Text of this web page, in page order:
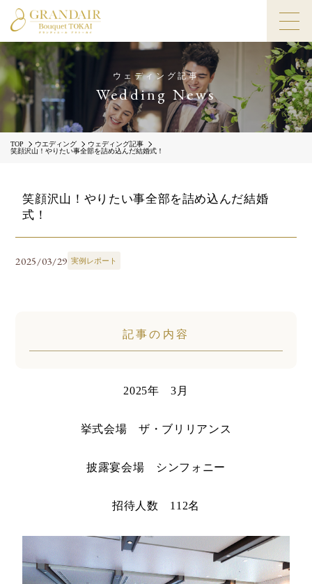
ウェディング記事
Wedding News
TOP ウエディング
ウェディング記事
笑顔沢山！やりたい事全部を詰め込んだ結婚式！
笑顔沢山！やりたい事全部を詰め込んだ結婚
式！
2025/03/29 実例レポート
記事の内容
2025年 3月
挙式会場 ザ・ブリリアンス
披露宴会場 シンフォニー
招待人数 112名